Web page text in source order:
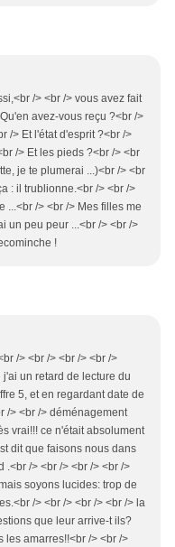
/> <br /> vous avez fait
avez-vous reçu ?<br />
/> Et l'état d'esprit ?<br />
/> Et les pieds ?<br /> <br
je te plumerai ...)<br /> <br
: il trublionne.<br /> <br />
...<br /> <br /> Mes filles me
un peu peur ...<br /> <br />
!
/> <br /> <br /> <br />
un retard de lecture du
5, et en regardant date de
/> <br /> déménagement
vrai!!! ce n'était absolument
dit que faisons nous dans
/> <br /> <br /> <br />
soyons lucides: trop de
/> <br /> <br /> <br /> la
que leur arrive-t ils?
les amarres!!<br /> <br />